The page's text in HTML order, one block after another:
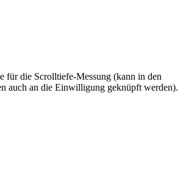
für die Scrolltiefe-Messung (kann in den
auch an die Einwilligung geknüpft werden).